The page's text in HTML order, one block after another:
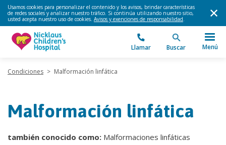
Usamos cookies para personalizar el contenido y los avisos, brindar características
de redes sociales y analizar nuestro tráfico. Si continúa utilizando nuestro sitio,
usted acepta nuestro uso de cookies. Avisos y exenciones de responsabilidad.
Llamar Buscar Menú
Condiciones > Malformación linfática
Malformación linfática
también conocido como: Malformaciones linfáticas